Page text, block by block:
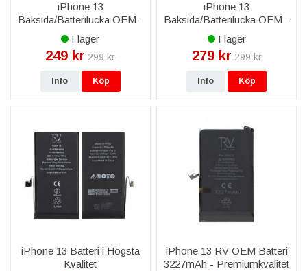
iPhone 13
Baksida/Batterilucka OEM -
Rosa
I lager
249 kr 299 kr
Info Köp
iPhone 13
Baksida/Batterilucka OEM -
Vit
I lager
279 kr 299 kr
Info Köp
iPhone 13 Batteri i Högsta
Kvalitet
iPhone 13 RV OEM Batteri
3227mAh - Premiumkvalitet